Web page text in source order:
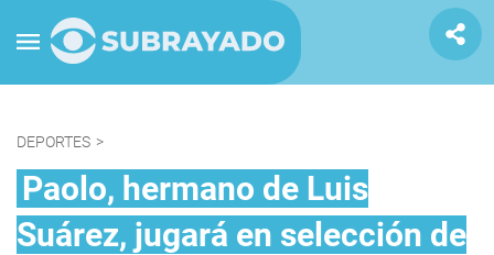
DEPORTES >
Paolo, hermano de Luis
Suárez, jugará en selección de